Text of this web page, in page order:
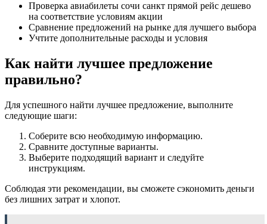
Проверка авиабилеты сочи санкт прямой рейс дешево
на соответствие условиям акции
Сравнение предложений на рынке для лучшего выбора
Учтите дополнительные расходы и условия
Как найти лучшее предложение
правильно?
Для успешного найти лучшее предложение, выполните
следующие шаги:
Соберите всю необходимую информацию.
Сравните доступные варианты.
Выберите подходящий вариант и следуйте
инструкциям.
Соблюдая эти рекомендации, вы сможете сэкономить деньги
без лишних затрат и хлопот.